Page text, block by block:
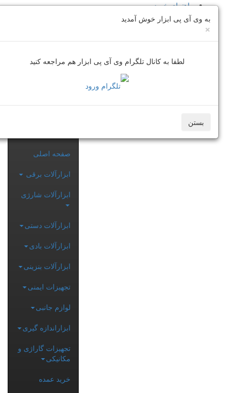
راهنمای خرید
روش های ارسال
صفحه اصلی
ابزارآلات برقی
ابزارآلات شارژی
ابزارآلات دستی
ابزارآلات بادی
ابزارآلات بنزینی
تجهیزات ایمنی
لوازم جانبی
ابزاراندازه گیری
تجهیزات گاراژی و
مکانیکی
خرید عمده
به وی آی پی ابزار خوش آمدید
×
لطفا به کانال تلگرام وی آی پی ابزار هم مراجعه کنید
بستن